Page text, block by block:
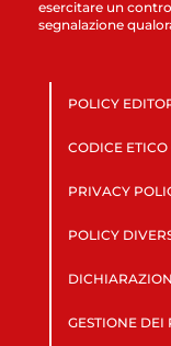
esercitare un
segnalazione
POLICY
CODICE
PRIVACY
POLICY
GESTIONE DEI